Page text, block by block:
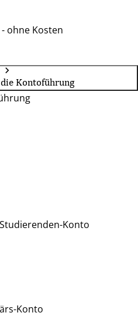
ohne Kosten
Kontoführung
Konto
Konto